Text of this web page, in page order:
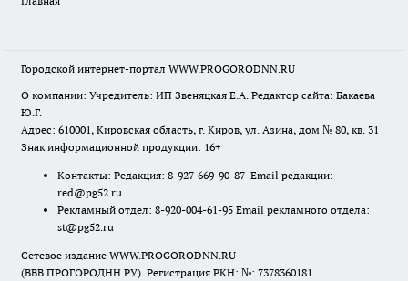
Городской интернет-портал WWW.PROGORODNN.RU
О компании: Учредитель: ИП Звеняцкая Е.А. Редактор сайта: Бакаева
Ю.Г.
Адрес: 610001, Кировская область, г. Киров, ул. Азина, дом № 80, кв. 31
Знак информационной продукции: 16+
Контакты: Редакция: 8-927-669-90-87 Email редакции:
red@pg52.ru
Рекламный отдел: 8-920-004-61-95 Email рекламного отдела:
st@pg52.ru
Сетевое издание WWW.PROGORODNN.RU
(ВВВ.ПРОГОРОДНН.РУ). Регистрация РКН: №: 7378360181.